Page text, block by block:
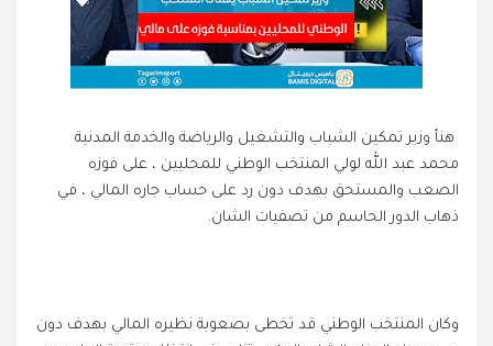
هنأ وزير تمكين الشباب والتشغيل والرياضة والخدمة المدنية
محمد عبد الله لولي المنتخب الوطني للمحليين ، على فوزه
الصعب والمستحق بهدف دون رد على حساب جاره المالي ، في
ذهاب الدور الحاسم من تصفيات الشان.
وكان المنتخب الوطني قد تخطى بصعوبة نظيره المالي بهدف دون